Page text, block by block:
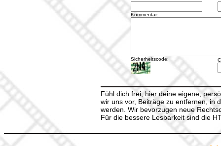
Kommentar:
Sicherheitscode:
Fühl dich frei, hier deine eigene,
wir uns vor, Beiträge zu entfernen, in
werden. Wir bevorzugen neue
Für die bessere Lesbarkeit sind die